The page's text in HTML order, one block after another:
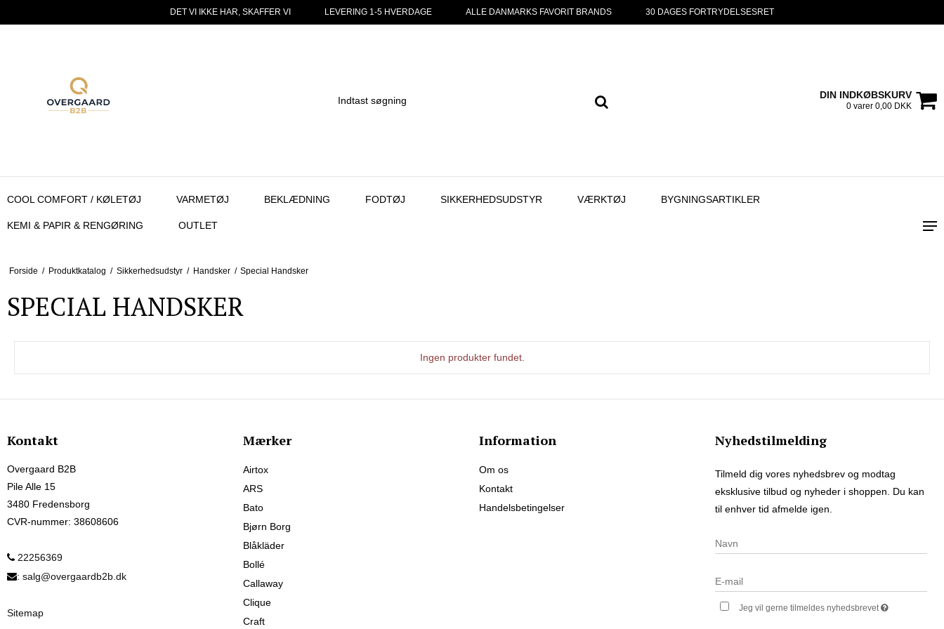
DET VI IKKE HAR, SKAFFER VI LEVERING 1-5 HVERDAGE ALLE DANMARKS FAVORIT BRANDS 30 DAGES FORTRYDELSESRET
DIN INDKØBSKURV
0 varer 0,00 DKK
COOL COMFORT / KØLETØJ VARMETØJ BEKLÆDNING FODTØJ SIKKERHEDSUDSTYR VÆRKTØJ BYGNINGSARTIKLER
KEMI & PAPIR & RENGØRING OUTLET
Forside / Produktkatalog / Sikkerhedsudstyr / Handsker / Special Handsker
SPECIAL HANDSKER
Ingen produkter fundet.
Kontakt
Overgaard B2B
Pile Alle 15
3480 Fredensborg
CVR-nummer: 38608606
22256369
: salg@overgaardb2b.dk
Sitemap
Mærker
Airtox
ARS
Bato
Bjørn Borg
Blåkläder
Bollé
Callaway
Clique
Craft
Information
Om os
Kontakt
Handelsbetingelser
Nyhedstilmelding
Tilmeld dig vores nyhedsbrev og modtag
eksklusive tilbud og nyheder i shoppen. Du kan
til enhver tid afmelde igen.
Jeg vil gerne tilmeldes nyhedsbrevet